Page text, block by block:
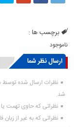
برچسب ها :
ناموجود
ارسال نظر شما
انتشار یافته : ۰
نظرات ارسال شده توسط
شد.
نظراتی که حاوی تهمت
نظراتی که به غیر از